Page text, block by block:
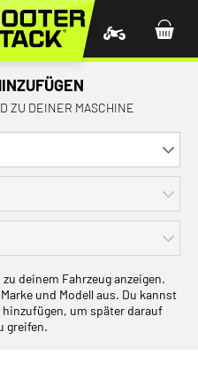
ZU DEINER MASCHINE
deinem Fahrzeug anzeigen.
und Modell aus. Du kannst
hinzufügen, um später darauf
greifen.